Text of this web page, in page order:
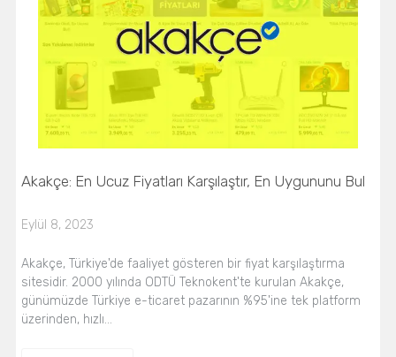
Akakçe: En Ucuz Fiyatları Karşılaştır, En Uygununu Bul
Eylül 8, 2023
Akakçe, Türkiye'de faaliyet gösteren bir fiyat karşılaştırma
sitesidir. 2000 yılında ODTÜ Teknokent'te kurulan Akakçe,
günümüzde Türkiye e-ticaret pazarının %95'ine tek platform
üzerinden, hızlı…